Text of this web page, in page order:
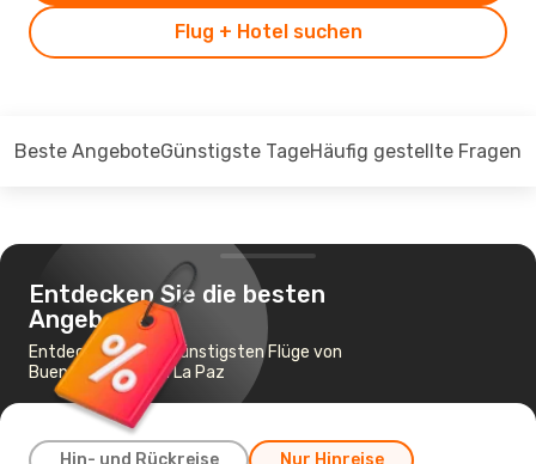
Flug + Hotel suchen
Beste AngeboteGünstigste TageHäufig gestellte Fragen
Entdecken Sie die besten
Angebote
Entdecken Sie die günstigsten Flüge von
Buenos Aires nach La Paz
Hin- und Rückreise Nur Hinreise